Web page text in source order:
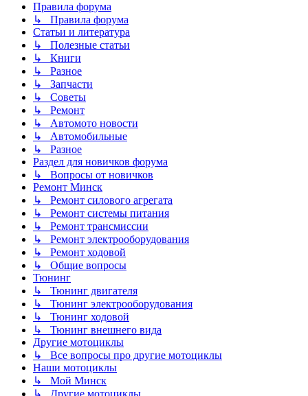
Правила форума
↳ Правила форума
Статьи и литература
↳ Полезные статьи
↳ Книги
↳ Разное
↳ Запчасти
↳ Советы
↳ Ремонт
↳ Автомото новости
↳ Автомобильные
↳ Разное
Раздел для новичков форума
↳ Вопросы от новичков
Ремонт Минск
↳ Ремонт силового агрегата
↳ Ремонт системы питания
↳ Ремонт трансмиссии
↳ Ремонт электрооборудования
↳ Ремонт ходовой
↳ Общие вопросы
Тюнинг
↳ Тюнинг двигателя
↳ Тюнинг электрооборудования
↳ Тюнинг ходовой
↳ Тюнинг внешнего вида
Другие мотоциклы
↳ Все вопросы про другие мотоциклы
Наши мотоциклы
↳ Мой Минск